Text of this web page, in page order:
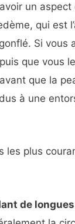
un
qui est
Si vous
que vous
que la
à une
les plus
de